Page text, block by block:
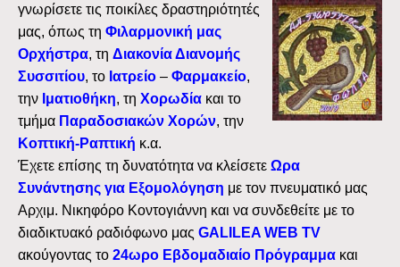
γνωρίσετε τις ποικίλες δραστηριότητές
μας, όπως τη Φιλαρμονική μας
Ορχήστρα, τη Διακονία Διανομής
Συσσιτίου, το Ιατρείο – Φαρμακείο,
την Ιματιοθήκη, τη Χορωδία και το
τμήμα Παραδοσιακών Χορών, την
Κοπτική-Ραπτική κ.α.
Έχετε επίσης τη δυνατότητα να κλείσετε Ωρα
Συνάντησης για Εξομολόγηση με τον πνευματικό μας
Αρχιμ. Νικηφόρο Κοντογιάννη και να συνδεθείτε με το
διαδικτυακό ραδιόφωνο μας GALILEA WEB TV
ακούγοντας το 24ωρο Εβδομαδιαίο Πρόγραμμα και